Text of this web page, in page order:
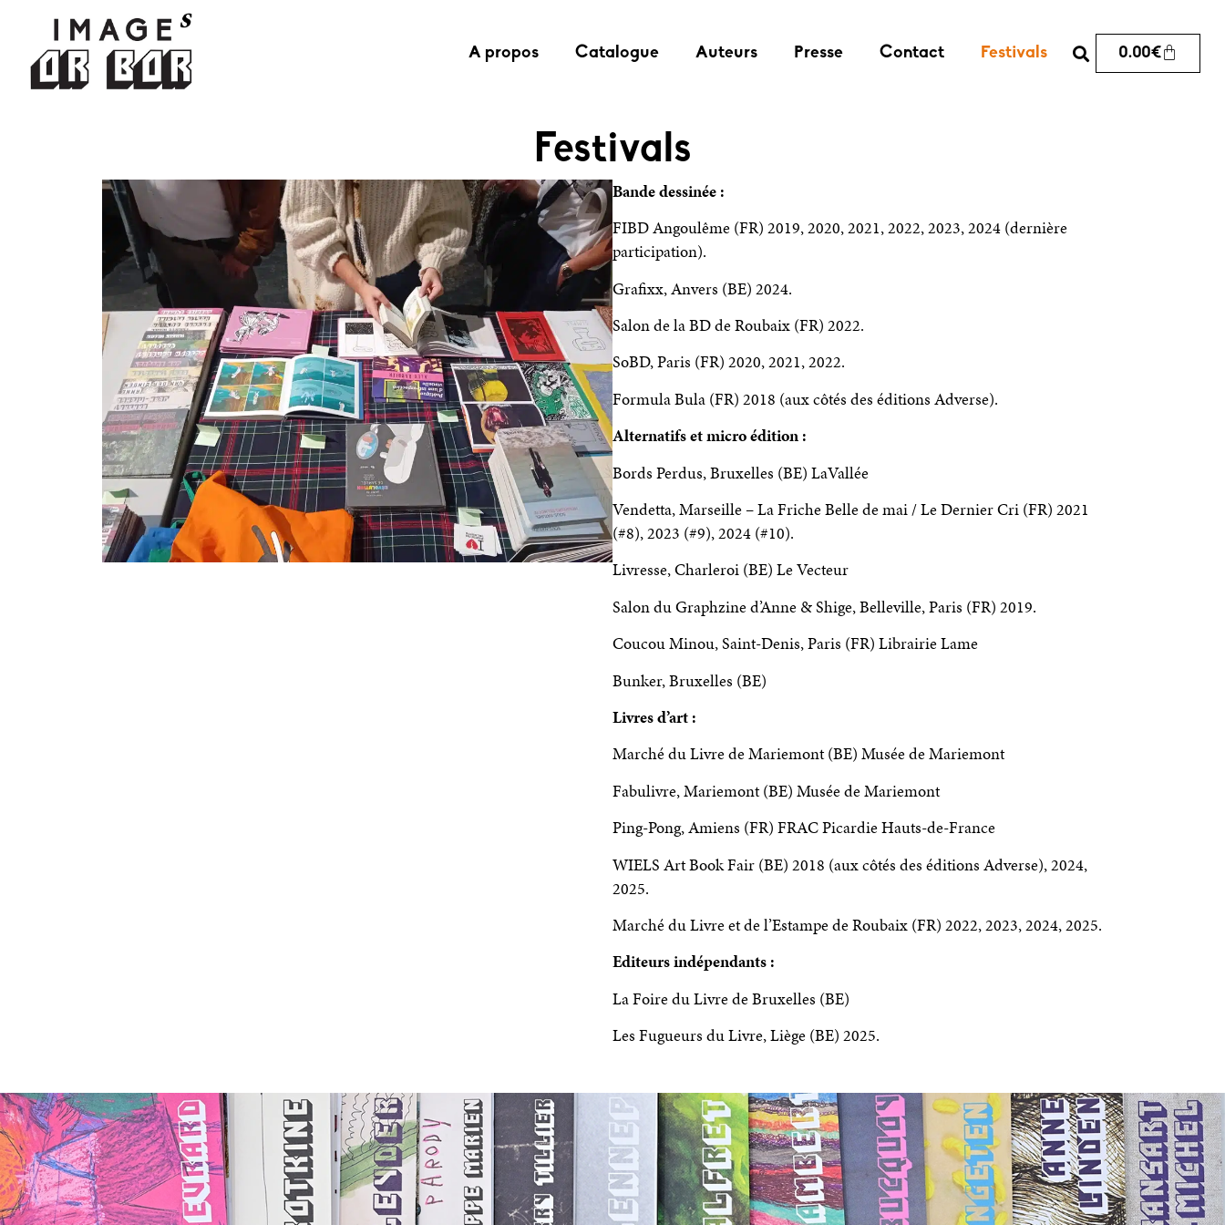
A propos Catalogue Auteurs Presse Contact Festivals 0.00€
Festivals
Bande dessinée :
FIBD Angoulême (FR) 2019, 2020, 2021, 2022, 2023, 2024 (dernière
participation).
Grafixx, Anvers (BE) 2024.
Salon de la BD de Roubaix (FR) 2022.
SoBD, Paris (FR) 2020, 2021, 2022.
Formula Bula (FR) 2018 (aux côtés des éditions Adverse).
Alternatifs et micro édition :
Bords Perdus, Bruxelles (BE) LaVallée
Vendetta, Marseille – La Friche Belle de mai / Le Dernier Cri (FR) 2021
(#8), 2023 (#9), 2024 (#10).
Livresse, Charleroi (BE) Le Vecteur
Salon du Graphzine d’Anne & Shige, Belleville, Paris (FR) 2019.
Coucou Minou, Saint-Denis, Paris (FR) Librairie Lame
Bunker, Bruxelles (BE)
Livres d’art :
Marché du Livre de Mariemont (BE) Musée de Mariemont
Fabulivre, Mariemont (BE) Musée de Mariemont
Ping-Pong, Amiens (FR) FRAC Picardie Hauts-de-France
WIELS Art Book Fair (BE) 2018 (aux côtés des éditions Adverse), 2024,
2025.
Marché du Livre et de l’Estampe de Roubaix (FR) 2022, 2023, 2024, 2025.
Editeurs indépendants :
La Foire du Livre de Bruxelles (BE)
Les Fugueurs du Livre, Liège (BE) 2025.